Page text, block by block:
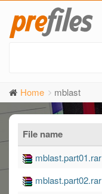
Home mblast
File name
mblast.part01.rar
mblast.part02.rar